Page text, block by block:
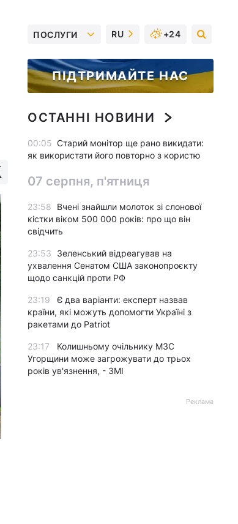
ПОСЛУГИ RU +24
ПІДТРИМАЙТЕ НАС
ОСТАННІ НОВИНИ
00:05 Старий монітор ще рано викидати:
як використати його повторно з користю
07 серпня, п'ятниця
23:58
Вчені знайшли молоток зі слонової
кістки віком 500 000 років: про що він
свідчить
23:53
Зеленський відреагував на
ухвалення Сенатом США законопроєкту
щодо санкцій проти РФ
23:19
Є два варіанти: експерт назвав
країни, які можуть допомогти Україні з
ракетами до Patriot
23:17
Колишньому очільнику МЗС
Угорщини може загрожувати до трьох
років ув'язнення, - ЗМІ
Реклама